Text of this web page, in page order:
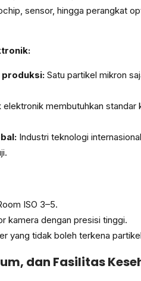
sensor, hingga perangkat
produksi: Satu partikel mikron
elektronik membutuhkan standar
Industri teknologi
ISO 3–5.
kamera dengan presisi tinggi.
yang tidak boleh terkena
dan Fasilitas